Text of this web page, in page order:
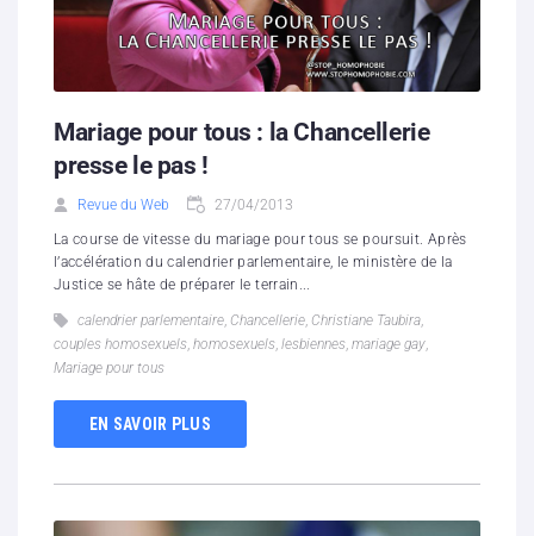
Mariage pour tous : la Chancellerie
presse le pas !
Revue du Web 27/04/2013
La course de vitesse du mariage pour tous se poursuit. Après
l’accélération du calendrier parlementaire, le ministère de la
Justice se hâte de préparer le terrain...
calendrier parlementaire, Chancellerie, Christiane Taubira,
couples homosexuels, homosexuels, lesbiennes, mariage gay,
Mariage pour tous
EN SAVOIR PLUS